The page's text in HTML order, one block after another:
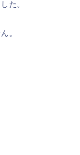
た。
。